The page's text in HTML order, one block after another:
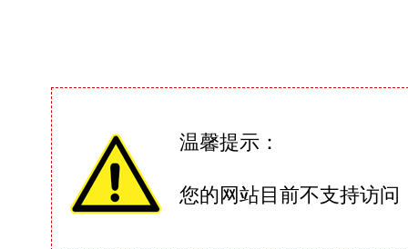
温馨提示：
您的网站目前不支持访